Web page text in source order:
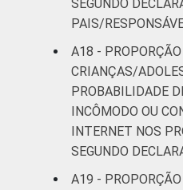
SEGUNDO
PAIS/
A18 -
CRIANÇAS/
PROBABILIDADE
INCÔMODO OU
INTERNET NOS
SEGUNDO
A19 -